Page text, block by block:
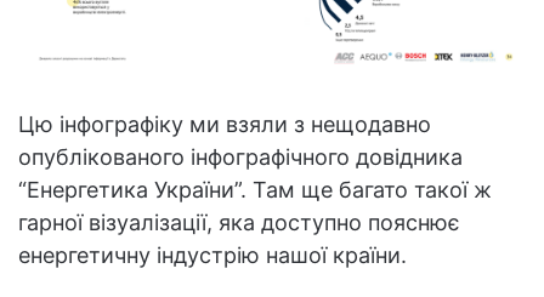
Цю інфографіку ми взяли з нещодавно
опублікованого інфографічного довідника
“Енергетика України”. Там ще багато такої ж
гарної візуалізації, яка доступно пояснює
енергетичну індустрію нашої країни.